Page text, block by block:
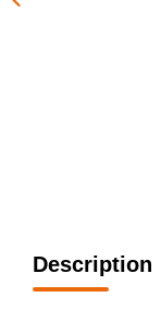
Description